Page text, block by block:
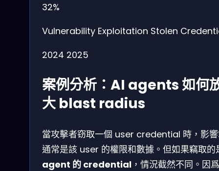
32%
Vulnerability Exploitation Stolen
2024 2025
案例分析：AI agents 如何
大 blast radius
當攻擊者窃取一個 user credential 時，影
通常是該 user 的權限和數據。但如果竊取
agent 的 credential ，情況截然不同。因